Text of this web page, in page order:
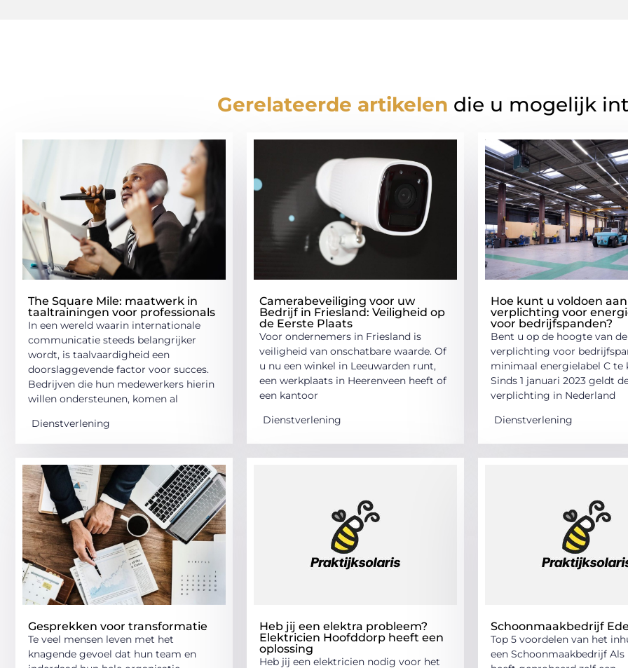
Gerelateerde artikelen die u mogelijk
The Square Mile: maatwerk in
taaltrainingen voor professionals
In een wereld waarin internationale
communicatie steeds belangrijker
wordt, is taalvaardigheid een
doorslaggevende factor voor succes.
Bedrijven die hun medewerkers hierin
willen ondersteunen, komen al
Dienstverlening
Camerabeveiliging voor uw
Bedrijf in Friesland: Veiligheid op
de Eerste Plaats
Voor ondernemers in Friesland is
veiligheid van onschatbare waarde. Of
u nu een winkel in Leeuwarden runt,
een werkplaats in Heerenveen heeft of
een kantoor
Dienstverlening
Hoe kunt u voldoen
verplichting voor
voor bedrijfspanden?
Bent u op de hoogte van de
verplichting voor
minimaal energielabel C te
Sinds 1 januari 2023 geldt
verplichting in Nederland
Dienstverlening
Gesprekken voor transformatie
Te veel mensen leven met het
knagende gevoel dat hun team en
Heb jij een elektra probleem?
Elektricien Hoofddorp heeft een
oplossing
Heb jij een elektricien nodig voor het
Schoonmaakbedrijf Ede
Top 5 voordelen van het
een Schoonmaakbedrijf Als